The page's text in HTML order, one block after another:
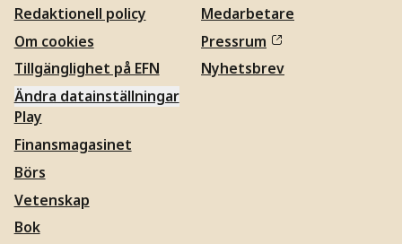
Redaktionell policy
Om cookies
Tillgänglighet på EFN
Ändra datainställningar
Medarbetare
Pressrum
Nyhetsbrev
Play
Finansmagasinet
Börs
Vetenskap
Bok